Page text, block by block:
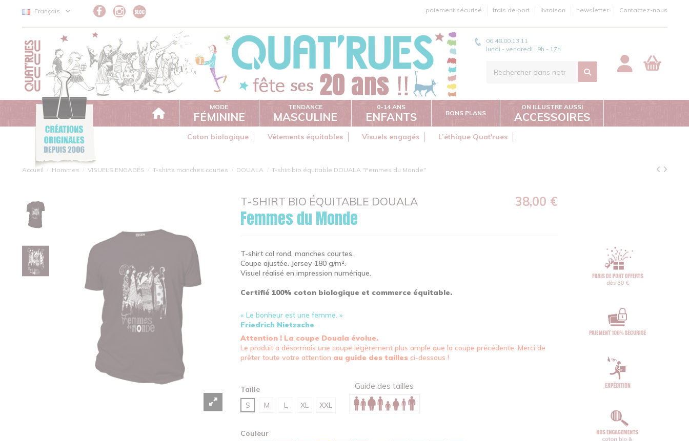
Français paiement sécurisé frais de port livraison newsletter Contactez-nous
06.48.00.13.11
lundi - vendredi : 9h - 17h
MODE
FÉMININE
TENDANCE
MASCULINE
0-14 ANS
ENFANTS BONS PLANS
ON ILLUSTRE AUSSI
ACCESSOIRES
Coton biologique Vêtements équitables Visuels engagés L’éthique Quat'rues
Accueil Hommes VISUELS ENGAGÉS T-shirts manches courtes DOUALA T-shirt bio équitable DOUALA "Femmes du Monde"
T-SHIRT BIO ÉQUITABLE DOUALA 38,00 €
Femmes du Monde
T-shirt col rond, manches courtes.
Coupe ajustée. Jersey 180 g/m².
Visuel réalisé en impression numérique.
Certifié 100% coton biologique et commerce équitable.
« Le bonheur est une femme. »
Friedrich Nietzsche
Attention ! La coupe Douala évolue.
Le produit a désormais une coupe légèrement plus ample que la coupe précédente. Merci de
prêter toute votre attention au guide des tailles ci-dessous !
Taille
S
M L XL XXL
Guide des tailles
Couleur